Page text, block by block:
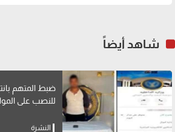
شاهد أيضاً
ضبط المتهم
للنصب على
النشرة